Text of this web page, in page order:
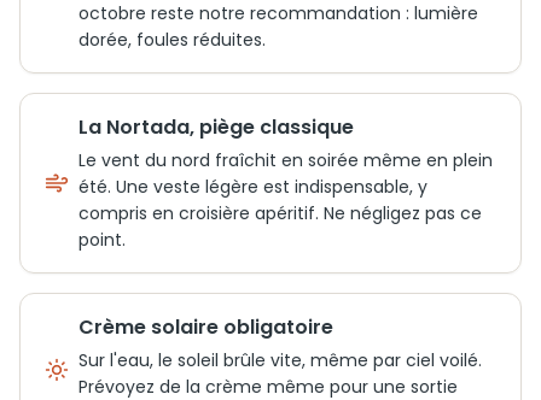
octobre reste notre recommandation : lumière
dorée, foules réduites.
La Nortada, piège classique
Le vent du nord fraîchit en soirée même en plein
été. Une veste légère est indispensable, y
compris en croisière apéritif. Ne négligez pas ce
point.
Crème solaire obligatoire
Sur l'eau, le soleil brûle vite, même par ciel voilé.
Prévoyez de la crème même pour une sortie